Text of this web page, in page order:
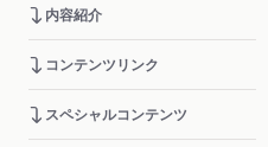
内容紹介
コンテンツリンク
スペシャルコンテンツ